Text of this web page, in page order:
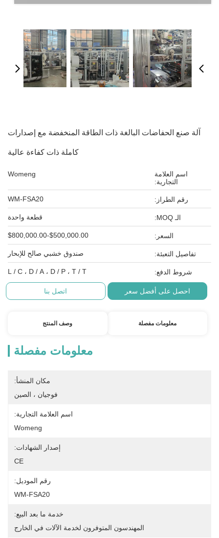
آلة صنع الحفاضات البالغة ذات الطاقة المنخفضة مع إصدارات
كاملة ذات كفاءة عالية
اسم العلامة
التجارية:
Womeng
رقم الطراز: WM-FSA20
الـ MOQ: قطعة واحدة
السعر: $500,000.00-$800,000.00
تفاصيل التعبئة: صندوق خشبي صالح للإبحار
شروط الدفع: L / C ، D / A ، D / P ، T / T
احصل على أفضل سعر اتصل بنا
معلومات مفصلة وصف المنتج
معلومات مفصلة
مكان المنشأ:
فوجيان ، الصين
اسم العلامة التجارية:
Womeng
إصدار الشهادات:
CE
رقم الموديل:
WM-FSA20
خدمة ما بعد البيع:
المهندسون المتوفرون لخدمة الآلات في الخارج